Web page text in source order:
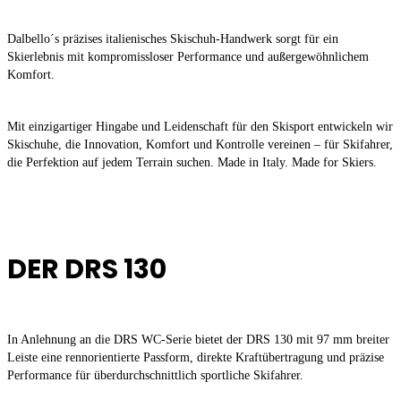
Dalbello´s präzises italienisches Skischuh-Handwerk sorgt für ein
Skierlebnis mit kompromissloser Performance und außergewöhnlichem
Komfort.
Mit einzigartiger Hingabe und Leidenschaft für den Skisport entwickeln wir
Skischuhe, die Innovation, Komfort und Kontrolle vereinen – für Skifahrer,
die Perfektion auf jedem Terrain suchen. Made in Italy. Made for Skiers.
DER DRS 130
In Anlehnung an die DRS WC-Serie bietet der DRS 130 mit 97 mm breiter
Leiste eine rennorientierte Passform, direkte Kraftübertragung und präzise
Performance für überdurchschnittlich sportliche Skifahrer.